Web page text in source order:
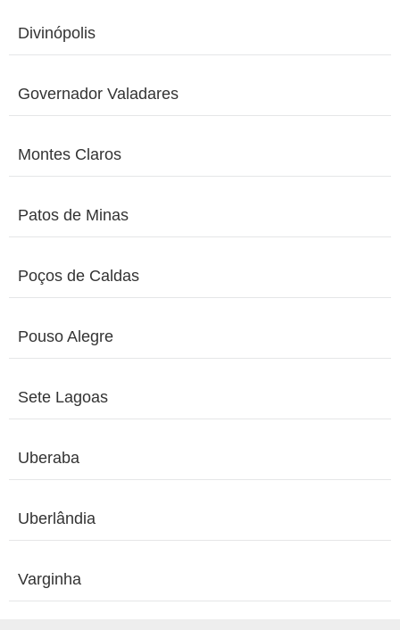
Divinópolis
Governador Valadares
Montes Claros
Patos de Minas
Poços de Caldas
Pouso Alegre
Sete Lagoas
Uberaba
Uberlândia
Varginha